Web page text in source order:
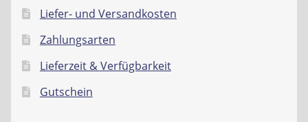
Impressum
Liefer- und Versandkosten
Zahlungsarten
Lieferzeit & Verfügbarkeit
Gutschein